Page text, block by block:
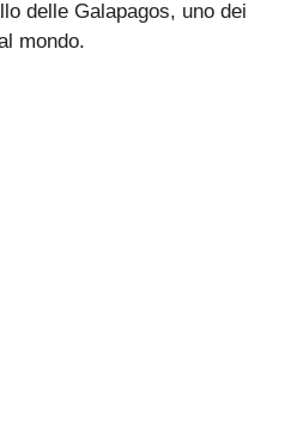
delle Galapagos, uno dei
mondo.